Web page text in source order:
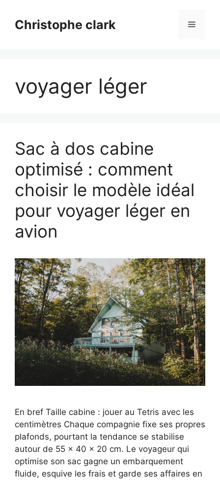
contenuChristophe clark Menu
voyager léger
Sac à dos cabine
optimisé : comment
choisir le modèle idéal
pour voyager léger en
avion
En bref Taille cabine : jouer au Tetris avec les
centimètres Chaque compagnie fixe ses propres
plafonds, pourtant la tendance se stabilise
autour de 55 × 40 × 20 cm. Le voyageur qui
optimise son sac gagne un embarquement
fluide, esquive les frais et garde ses affaires en